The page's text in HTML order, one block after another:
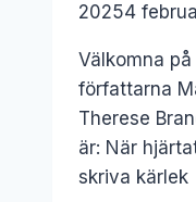
20254
Välkomna
författarna
Therese
är: När
skriva kärlek